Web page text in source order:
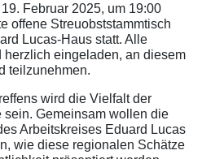
Februar 2025, um 19:00
offene Streuobststammtisch
Lucas-Haus statt. Alle
herzlich eingeladen, an diesem
teilzunehmen.
wird die Vielfalt der
sein. Gemeinsam wollen die
Arbeitskreises Eduard Lucas
wie diese regionalen Schätze